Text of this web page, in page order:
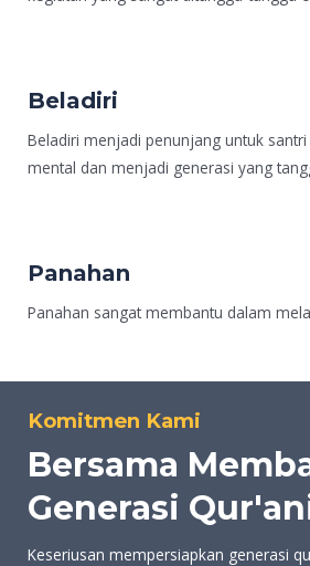
Beladiri
Beladiri menjadi penunjang untuk
mental dan menjadi generasi yang
Panahan
Panahan sangat membantu dalam
Komitmen Kami
Bersama
Generasi
Keseriusan mempersiapkan generasi